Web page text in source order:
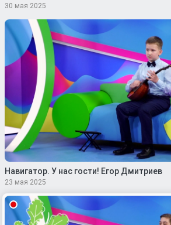
30 мая 2025
Навигатор. У нас гости! Егор Дмитриев
23 мая 2025